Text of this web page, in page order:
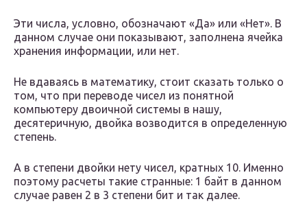
Эти числа, условно, обозначают «Да» или «Нет». В
данном случае они показывают, заполнена ячейка
хранения информации, или нет.
Не вдаваясь в математику, стоит сказать только о
том, что при переводе чисел из понятной
компьютеру двоичной системы в нашу,
десятеричную, двойка возводится в определенную
степень.
А в степени двойки нету чисел, кратных 10. Именно
поэтому расчеты такие странные: 1 байт в данном
случае равен 2 в 3 степени бит и так далее.